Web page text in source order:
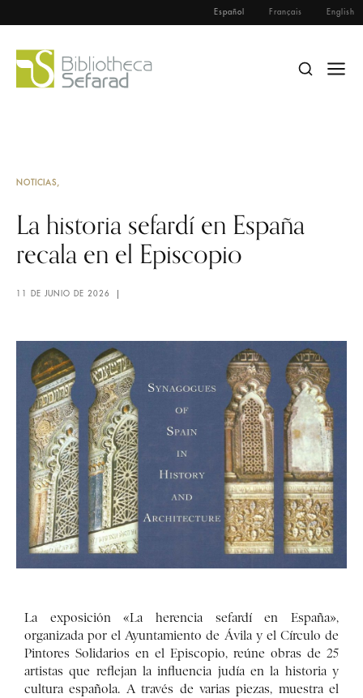
Español Français English
NOTICIAS
La historia sefardí en España
recala en el Episcopio
11 DE JUNIO DE 2026
La exposición «La herencia sefardí en España»,
organizada por el Ayuntamiento de Ávila y el Círculo de
Pintores Solidarios en el Episcopio, reúne obras de 25
artistas que reflejan la influencia judía en la historia y
cultura española. A través de varias piezas, muestra el